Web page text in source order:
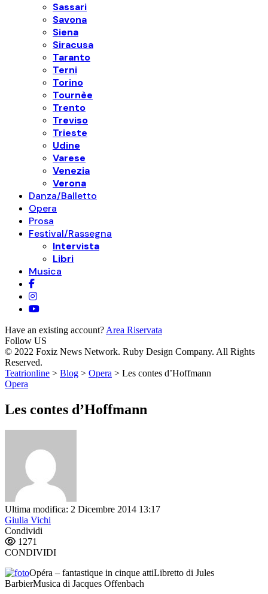
Sassari
Savona
Siena
Siracusa
Taranto
Terni
Torino
Tournèe
Trento
Treviso
Trieste
Udine
Varese
Venezia
Verona
Danza/Balletto
Opera
Prosa
Festival/Rassegna
Intervista
Libri
Musica
Have an existing account? Area Riservata
Follow US
© 2022 Foxiz News Network. Ruby Design Company. All Rights
Reserved.
Teatrionline > Blog > Opera > Les contes d’Hoffmann
Opera
Les contes d’Hoffmann
Ultima modifica: 2 Dicembre 2014 13:17
Giulia Vichi
Condividi
1271
CONDIVIDI
Opéra – fantastique in cinque attiLibretto di Jules
BarbierMusica di Jacques Offenbach